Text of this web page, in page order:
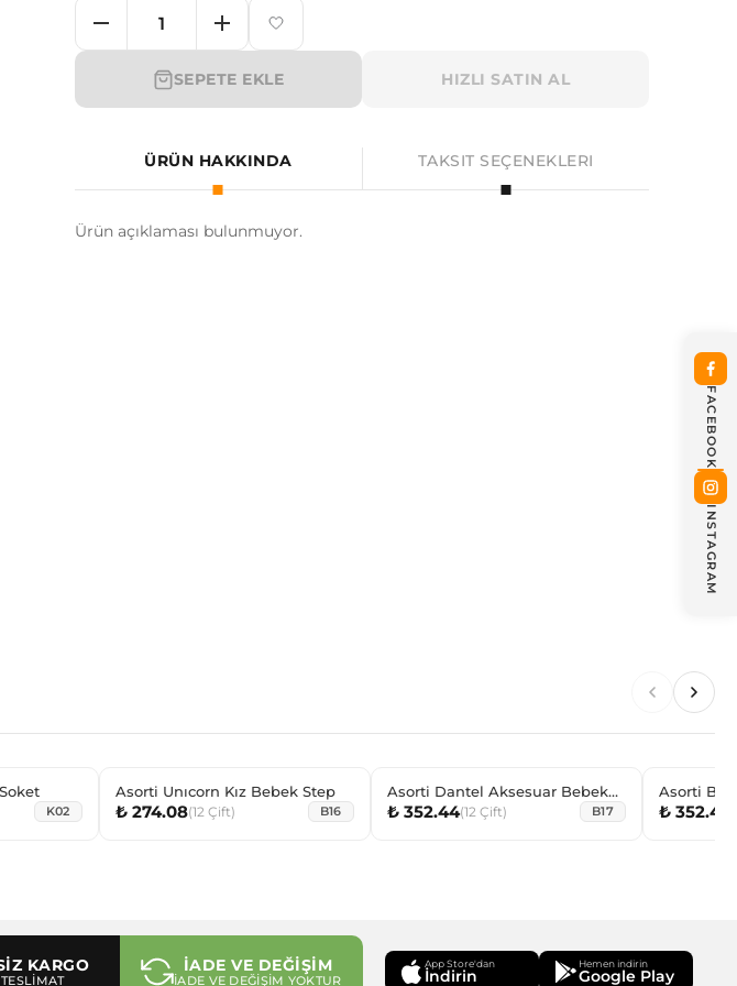
SEPETE EKLE HIZLI SATIN AL
ÜRÜN HAKKINDA TAKSIT SEÇENEKLERI
Ürün açıklaması bulunmuyor.
K02
Asorti Unıcorn Kız Bebek Step
₺ 274.08(12 Çift) B16
Asorti Dantel Aksesuar Bebek
Patik
₺ 352.44(12 Çift) B17
Asorti
Step
₺ 352.44
KARGO İADE VE DEĞİŞİM
İADE VE DEĞİŞİM YOKTUR
App Store'dan
İndirin
Hemen indirin
Google Play
FACEBOOK
INSTAGRAM